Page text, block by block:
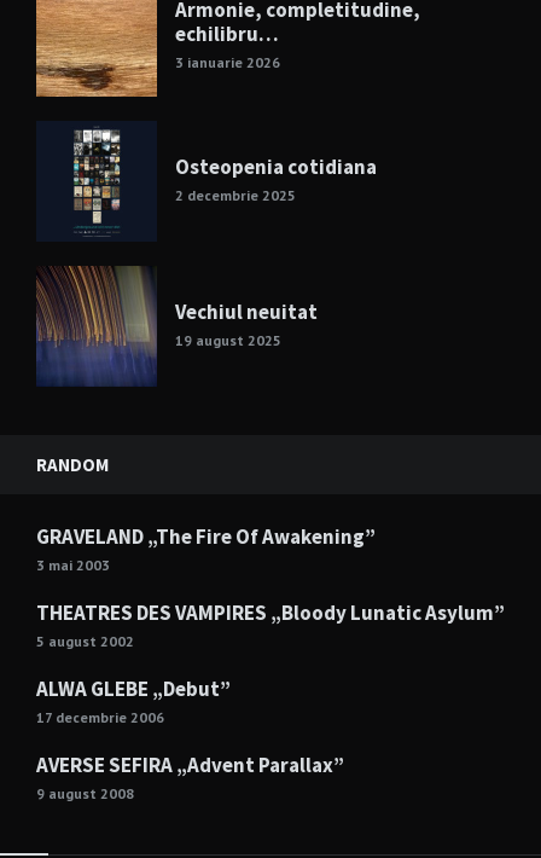
Armonie, completitudine,
echilibru…
3 ianuarie 2026
Osteopenia cotidiana
2 decembrie 2025
Vechiul neuitat
19 august 2025
RANDOM
GRAVELAND „The Fire Of Awakening”
3 mai 2003
THEATRES DES VAMPIRES „Bloody Lunatic Asylum”
5 august 2002
ALWA GLEBE „Debut”
17 decembrie 2006
AVERSE SEFIRA „Advent Parallax”
9 august 2008